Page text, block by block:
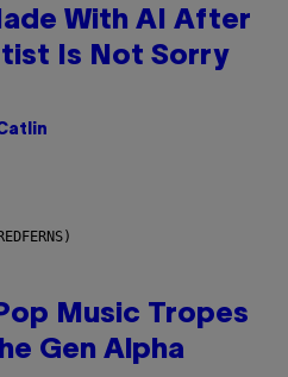
With AI After
Is Not Sorry
Music Tropes
Gen Alpha